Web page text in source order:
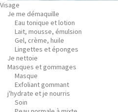
Visage
Je me démaquille
Eau tonique et lotion
Lait, mousse, émulsion
Gel, crème, huile
Lingettes et éponges
Je nettoie
Masques et gommages
Masque
Exfoliant gommant
j'hydrate et je nourris
Soin